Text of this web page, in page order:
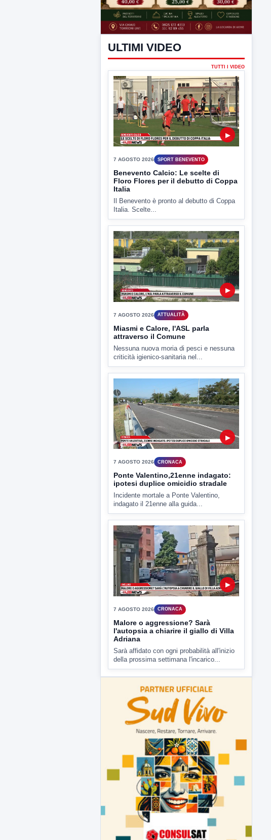
ULTIMI VIDEO
TUTTI I VIDEO
▶
7 AGOSTO 2026 SPORT BENEVENTO
Benevento Calcio: Le scelte di
Floro Flores per il debutto di Coppa
Italia
Il Benevento è pronto al debutto di Coppa
Italia. Scelte...
▶
7 AGOSTO 2026 ATTUALITÀ
Miasmi e Calore, l'ASL parla
attraverso il Comune
Nessuna nuova moria di pesci e nessuna
criticità igienico-sanitaria nel...
▶
7 AGOSTO 2026 CRONACA
Ponte Valentino,21enne indagato:
ipotesi duplice omicidio stradale
Incidente mortale a Ponte Valentino,
indagato il 21enne alla guida...
▶
7 AGOSTO 2026 CRONACA
Malore o aggressione? Sarà
l'autopsia a chiarire il giallo di Villa
Adriana
Sarà affidato con ogni probabilità all'inizio
della prossima settimana l'incarico...